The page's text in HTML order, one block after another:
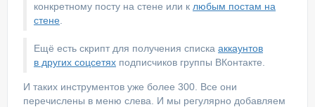
конкретному посту на стене или к любым постам на
стене
Ещё есть скрипт для получения списка аккаунтов
в других соцсетях подписчиков группы ВКонтакте.
И таких инструментов уже более 300. Все они
перечислены в меню слева. И мы регулярно добавляем